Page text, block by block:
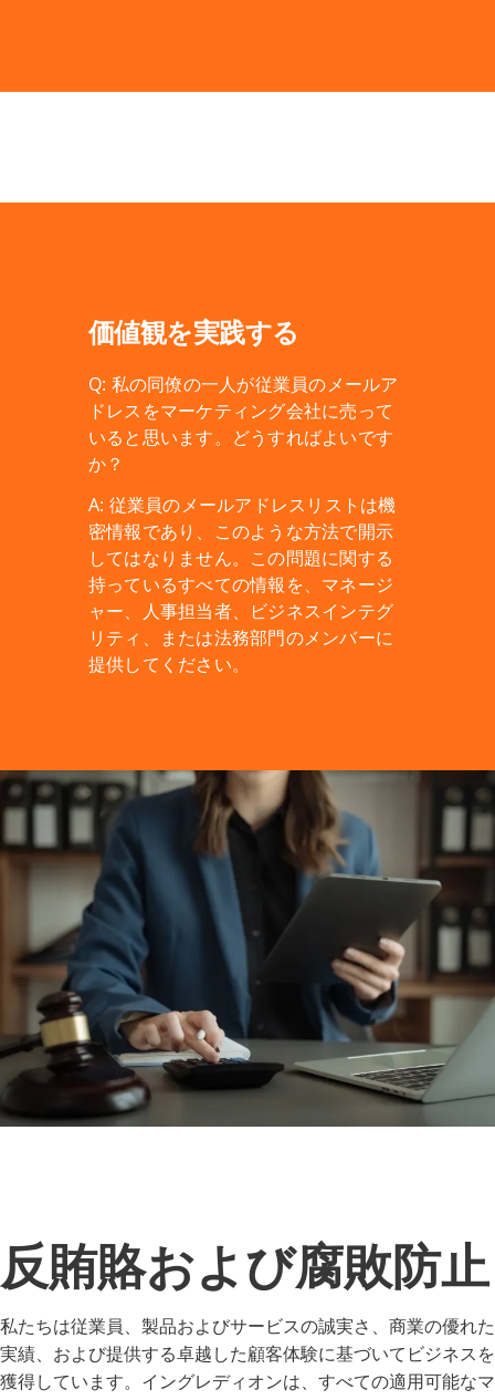
価値観を実践する
Q: 私の同僚の一人が従業員のメールア
ドレスをマーケティング会社に売って
いると思います。どうすればよいです
か？
A: 従業員のメールアドレスリストは機
密情報であり、このような方法で開示
してはなりません。この問題に関する
持っているすべての情報を、マネージ
ャー、人事担当者、ビジネスインテグ
リティ、または法務部門のメンバーに
提供してください。
反賄賂および腐敗防止
私たちは従業員、製品およびサービスの誠実さ、商業の優れた
実績、および提供する卓越した顧客体験に基づいてビジネスを
獲得しています。イングレディオンは、すべての適用可能なマ